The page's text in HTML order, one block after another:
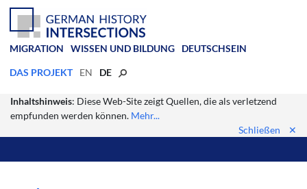
MIGRATION WISSEN UND BILDUNG DEUTSCHSEIN
DAS PROJEKT EN DE
Inhaltshinweis: Diese Web-Site zeigt Quellen, die als verletzend
empfunden werden können. Mehr...
Schließen
✕